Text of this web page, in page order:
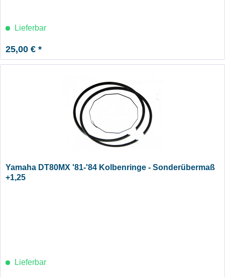
Lieferbar
25,00 € *
Yamaha DT80MX '81-'84 Kolbenringe - Sonderübermaß
+1,25
Lieferbar